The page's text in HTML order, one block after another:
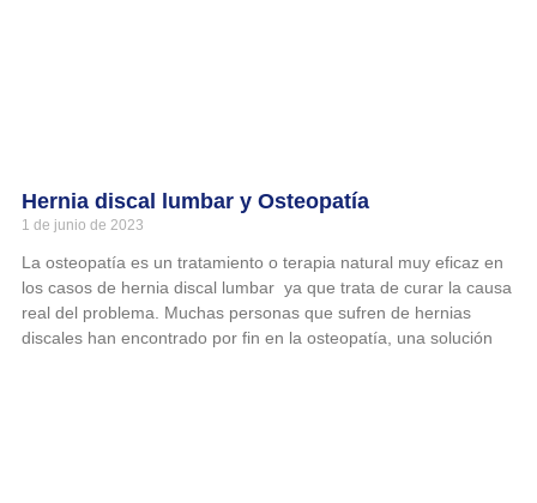
Hernia discal lumbar y Osteopatía
1 de junio de 2023
La osteopatía es un tratamiento o terapia natural muy eficaz en
los casos de hernia discal lumbar ya que trata de curar la causa
real del problema. Muchas personas que sufren de hernias
discales han encontrado por fin en la osteopatía, una solución